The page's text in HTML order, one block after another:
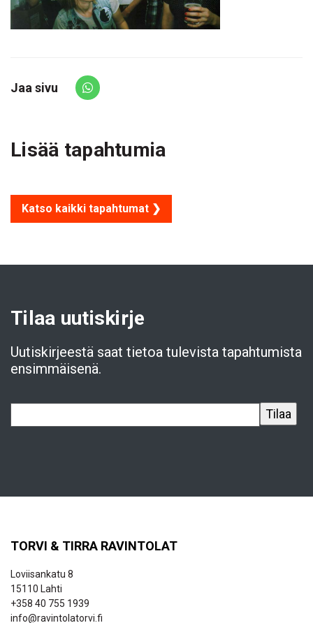
Jaa sivu
Share via Whatsapp
Lisää tapahtumia
Katso kaikki tapahtumat ❯
Tilaa uutiskirje
Uutiskirjeestä saat tietoa tulevista tapahtumista
ensimmäisenä.
TORVI & TIRRA RAVINTOLAT
Loviisankatu 8
15110 Lahti
+358 40 755 1939
info@ravintolatorvi.fi